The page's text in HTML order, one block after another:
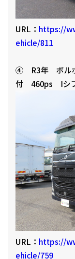
URL： https://
ehicle/811
④ R3年 ボル
付 460ps Iシ
URL： https://
ehicle/759